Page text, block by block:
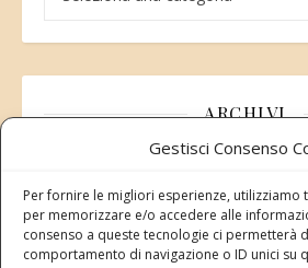
Gestisci Consenso
Per fornire le migliori esperienze, utilizziamo
per memorizzare e/o accedere alle
consenso a queste tecnologie ci permetterà
comportamento di navigazione o ID unici su
ARCHIVI